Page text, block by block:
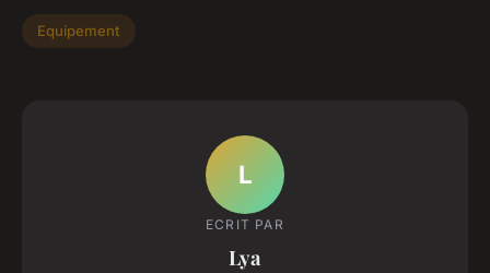
Equipement
L
ECRIT PAR
Lya